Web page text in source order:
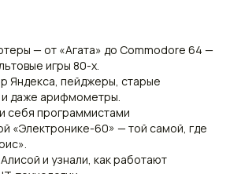
— от «Агата» до Commodore 64 —
игры 80-х.
Яндекса, пейджеры, старые
и даже арифмометры.
себя программистами
«Электронике-60» — той самой, где
и узнали, как работают